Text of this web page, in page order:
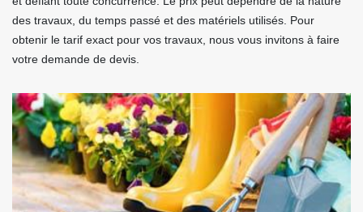
des travaux, du temps passé et des matériels utilisés. Pour
obtenir le tarif exact pour vos travaux, nous vous invitons à faire
votre demande de devis.